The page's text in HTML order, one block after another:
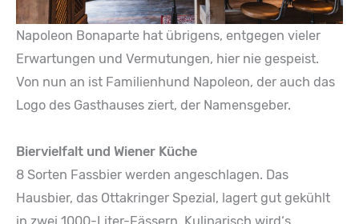
Napoleon Bonaparte hat übrigens, entgegen vieler
Erwartungen und Vermutungen, hier nie gespeist.
Von nun an ist Familienhund Napoleon, der auch das
Logo des Gasthauses ziert, der Namensgeber.
Biervielfalt und Wiener Küche
8 Sorten Fassbier werden angeschlagen. Das
Hausbier, das Ottakringer Spezial, lagert gut gekühlt